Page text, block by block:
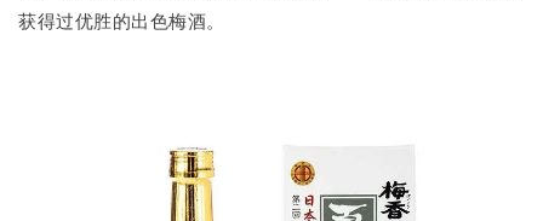
获得过优胜的出色梅酒。